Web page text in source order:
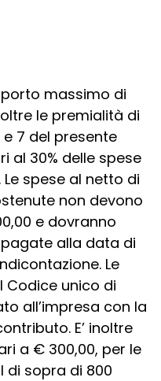
massimo di
le premialità di
7 del presente
al 30% delle spese
spese al netto di
non devono
e dovranno
alla data di
Le
unico di
all’impresa con la
E’ inoltre
a € 300,00, per le
di sopra di 800